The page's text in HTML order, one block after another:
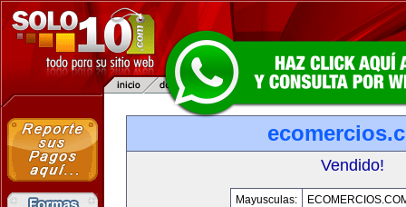
Vendido!
Mayusculas: